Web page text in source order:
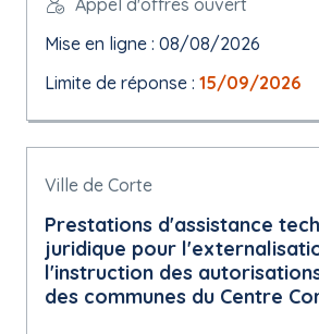
Mise en ligne : 08/08/2026
Limite de réponse : 15/09/2026
Ville de Corte
Prestations d'assistance
juridique pour
l'instruction des
des communes du Centre